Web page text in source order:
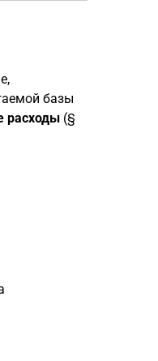
базы
расходы(§